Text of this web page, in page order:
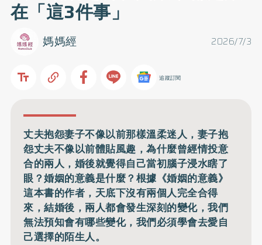
在「這3件事」
2026/7/3
媽媽經
追蹤訂閱
丈夫抱怨妻子不像以前那樣溫柔迷人，妻子抱
怨丈夫不像以前體貼風趣，為什麼曾經情投意
合的兩人，婚後就覺得自己當初腦子浸水瞎了
眼？婚姻的意義是什麼？根據《婚姻的意義》
這本書的作者，天底下沒有兩個人完全合得
來，結婚後，兩人都會發生深刻的變化，我們
無法預知會有哪些變化，我們必須學會去愛自
己選擇的陌生人。